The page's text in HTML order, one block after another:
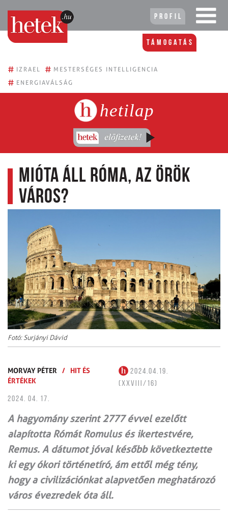
Profil
Támogatás
# IZRAEL # MESTERSÉGES INTELLIGENCIA
# ENERGIAVÁLSÁG
hetilap
Mióta áll Róma, az örök
város?
Fotó: Surjányi Dávid
MORVAY PÉTER /
HIT ÉS
ÉRTÉKEK
2024.04.19.
(XXVIII/16)
2024. 04. 17.
A hagyomány szerint 2777 évvel ezelőtt
alapította Rómát Romulus és ikertestvére,
Remus. A dátumot jóval később következtette
ki egy ókori történetíró, ám ettől még tény,
hogy a civilizációnkat alapvetően meghatározó
város évezredek óta áll.